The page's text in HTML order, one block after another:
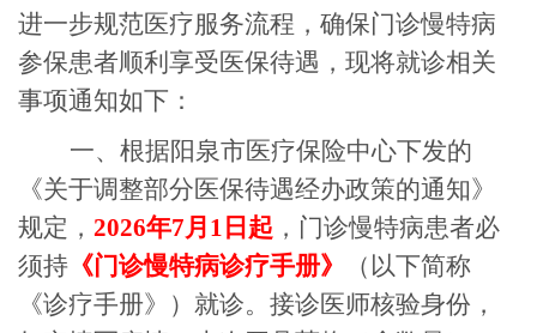
进一步规范医疗服务流程，确保门诊慢特病
参保患者顺利享受医保待遇，现将就诊相关
事项通知如下：
一、根据阳泉市医疗保险中心下发的
《关于调整部分医保待遇经办政策的通知》
规定， 2026年7月1日起 ，门诊慢特病患者必
须持 《门诊慢特病诊疗手册》
（以下简称
《诊疗手册》）就诊。接诊医师核验身份，